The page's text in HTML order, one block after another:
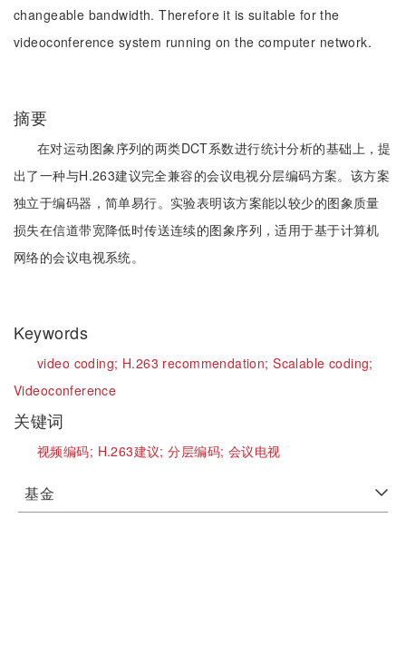
changeable bandwidth. Therefore it is suitable for the
videoconference system running on the computer network.
摘要
在对运动图象序列的两类DCT系数进行统计分析的基础上，提
出了一种与H.263建议完全兼容的会议电视分层编码方案。该方案
独立于编码器，简单易行。实验表明该方案能以较少的图象质量
损失在信道带宽降低时传送连续的图象序列，适用于基于计算机
网络的会议电视系统。
Keywords
video coding; H.263 recommendation;Scalable coding;
Videoconference
关键词
视频编码; H.263建议;分层编码; 会议电视
基金